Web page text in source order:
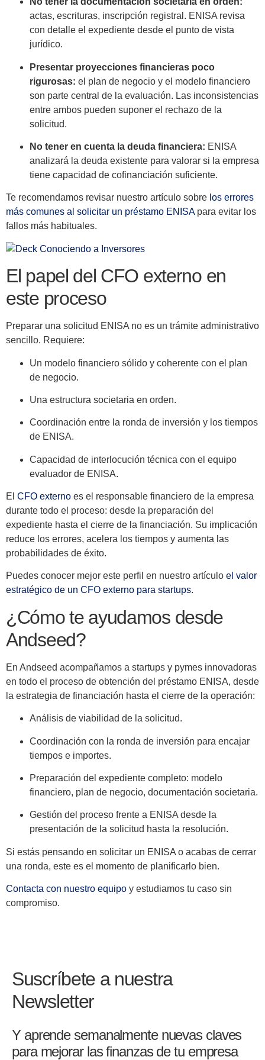
actas, escrituras, inscripción registral. ENISA revisa
con detalle el expediente desde el punto de vista
jurídico.
Presentar proyecciones financieras poco
rigurosas: el plan de negocio y el modelo financiero
son parte central de la evaluación. Las inconsistencias
entre ambos pueden suponer el rechazo de la
solicitud.
No tener en cuenta la deuda financiera: ENISA
analizará la deuda existente para valorar si la empresa
tiene capacidad de cofinanciación suficiente.
Te recomendamos revisar nuestro artículo sobre los errores
más comunes al solicitar un préstamo ENISApara evitar los
fallos más habituales.
El papel del CFO externo en
este proceso
Preparar una solicitud ENISA no es un trámite administrativo
sencillo. Requiere:
Un modelo financiero sólido y coherente con el plan
de negocio.
Una estructura societaria en orden.
Coordinación entre la ronda de inversión y los tiempos
de ENISA.
Capacidad de interlocución técnica con el equipo
evaluador de ENISA.
El CFO externo es el responsable financiero de la empresa
durante todo el proceso: desde la preparación del
expediente hasta el cierre de la financiación. Su implicación
reduce los errores, acelera los tiempos y aumenta las
probabilidades de éxito.
Puedes conocer mejor este perfil en nuestro artículo el valor
estratégico de un CFO externo para startups.
¿Cómo te ayudamos desde
Andseed?
En Andseed acompañamos a startups y pymes innovadoras
en todo el proceso de obtención del préstamo ENISA, desde
la estrategia de financiación hasta el cierre de la operación:
Análisis de viabilidad de la solicitud.
Coordinación con la ronda de inversión para encajar
tiempos e importes.
Preparación del expediente completo: modelo
financiero, plan de negocio, documentación societaria.
Gestión del proceso frente a ENISA desde la
presentación de la solicitud hasta la resolución.
Si estás pensando en solicitar un ENISA o acabas de cerrar
una ronda, este es el momento de planificarlo bien.
Contacta con nuestro equipo y estudiamos tu caso sin
compromiso.
Suscríbete a nuestra
Newsletter
Y aprende semanalmente nuevas claves
para mejorar las finanzas de tu empresa